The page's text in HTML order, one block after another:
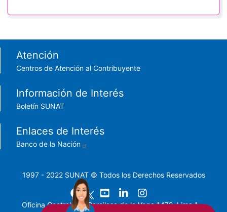
Footer menu
Atención
Centros de Atención al Contribuyente
Información de Interés
Boletín SUNAT
Enlaces de Interés
Banco de la Nación
1997 - 2022 SUNAT © Todos los Derechos Reservados
Oficina Central: Av. Garcilaso de la Vega 1472, Lima 1